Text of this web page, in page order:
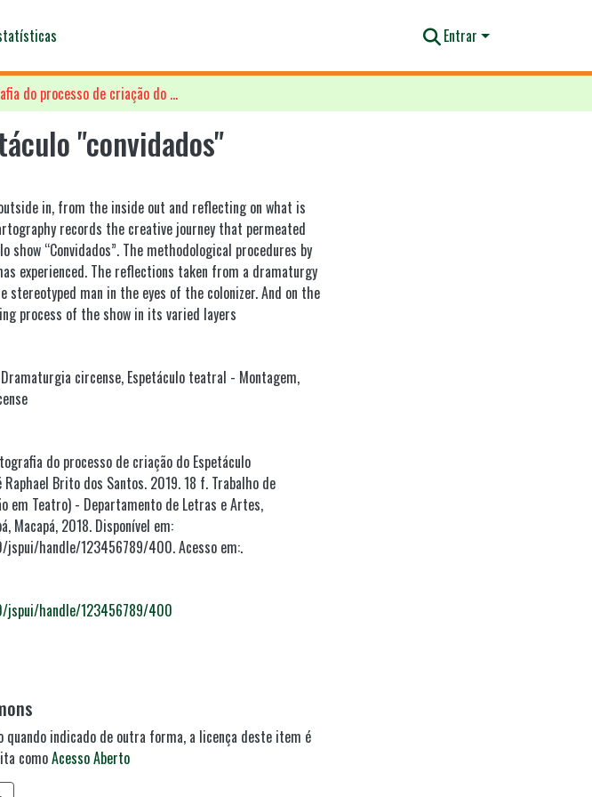
Entrar
Cartografia do processo de criação do Espetáculo "convidados"
"convidados"
in, from the inside out and reflecting on what is
records the creative journey that permeated
“Convidados”. The methodological procedures by
experienced. The reflections taken from a dramaturgy
stereotyped man in the eyes of the colonizer. And on the
process of the show in its varied layers
Dramaturgia circense, Espetáculo teatral - Montagem,
do processo de criação do Espetáculo
Brito dos Santos. 2019. 18 f. Trabalho de
em Teatro) - Departamento de Letras e Artes,
Macapá, 2018. Disponível em:
handle/123456789/400. Acesso em:.
handle/123456789/400
quando indicado de outra forma, a licença deste item é
comoAcesso Aberto